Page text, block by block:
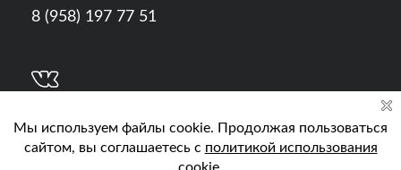
8 (958) 197 77 51
Кислород